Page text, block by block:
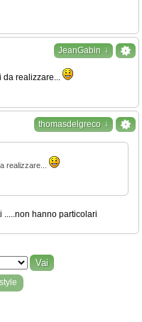
JeanGabin ↓
da realizzare...
thomasdelgreco ↓
realizzare...
.....non hanno particolari